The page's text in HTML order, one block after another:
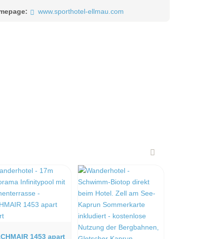
www.sporthotel-ellmau.com
1453 apart